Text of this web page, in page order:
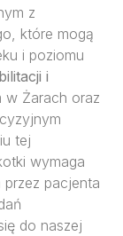
z
które mogą
i poziomu
i
w Żarach oraz
tej
wymaga
przez pacjenta
do naszej